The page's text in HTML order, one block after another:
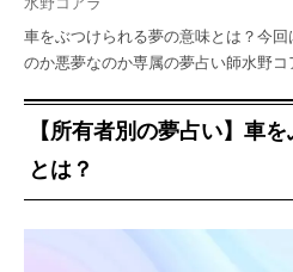
車をぶつけられる夢の意味とは？今
のか悪夢なのか専属の夢占い師水野コ
【所有者別の夢占い】車
とは？